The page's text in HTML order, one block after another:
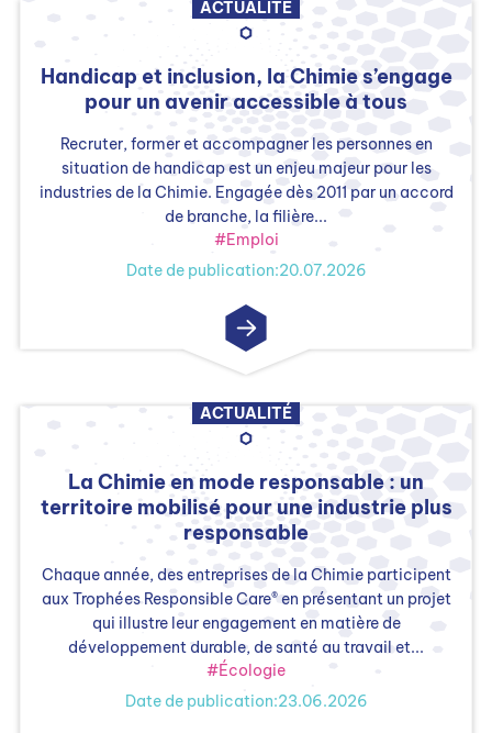
ACTUALITÉ
Handicap et inclusion, la Chimie s’engage
pour un avenir accessible à tous
Recruter, former et accompagner les personnes en
situation de handicap est un enjeu majeur pour les
industries de la Chimie. Engagée dès 2011 par un accord
de branche, la filière...
#Emploi
Date de publication:20.07.2026
ACTUALITÉ
La Chimie en mode responsable : un
territoire mobilisé pour une industrie plus
responsable
Chaque année, des entreprises de la Chimie participent
aux Trophées Responsible Care® en présentant un projet
qui illustre leur engagement en matière de
développement durable, de santé au travail et...
#Écologie
Date de publication:23.06.2026